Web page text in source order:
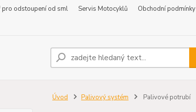
pro odstoupení od sml Servis Motocyklů Obchodní podmínky
Úvod Palivový systém Palivové potrubí